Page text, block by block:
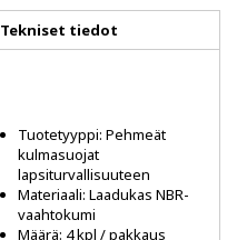
Tekniset tiedot
Tuotetyyppi: Pehmeät
kulmasuojat
lapsiturvallisuuteen
Materiaali: Laadukas NBR-
vaahtokumi
Määrä: 4 kpl / pakkaus